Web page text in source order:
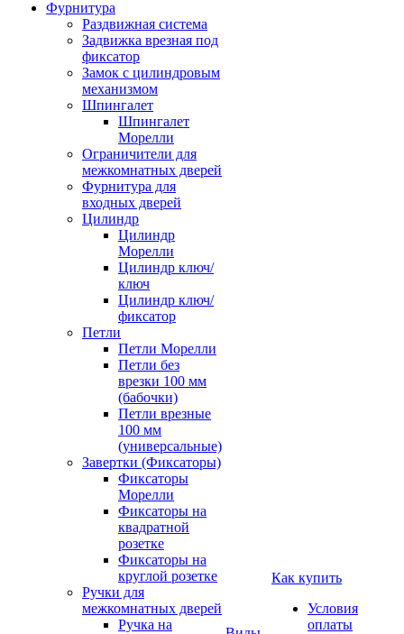
Фурнитура
Раздвижная система
Задвижка врезная под
фиксатор
Замок с цилиндровым
механизмом
Шпингалет
Шпингалет
Морелли
Ограничители для
межкомнатных дверей
Фурнитура для
входных дверей
Цилиндр
Цилиндр
Морелли
Цилиндр ключ/
ключ
Цилиндр ключ/
фиксатор
Петли
Петли Морелли
Петли без
врезки 100 мм
(бабочки)
Петли врезные
100 мм
(универсальные)
Завертки (Фиксаторы)
Фиксаторы
Морелли
Фиксаторы на
квадратной
розетке
Фиксаторы на
круглой розетке
Ручки для
межкомнатных дверей
Ручка на
Как купить
Условия
оплаты